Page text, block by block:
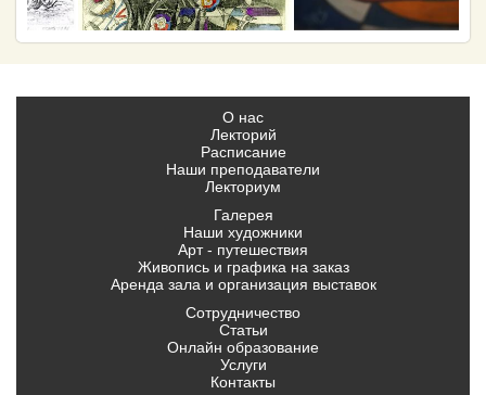
О нас
Лекторий
Расписание
Наши преподаватели
Лекториум
Галерея
Наши художники
Арт - путешествия
Живопись и графика на заказ
Аренда зала и организация выставок
Сотрудничество
Статьи
Онлайн образование
Услуги
Контакты